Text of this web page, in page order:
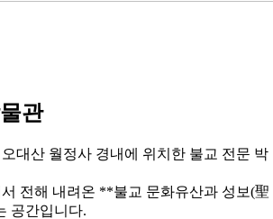
관
대산 월정사 경내에 위치한 불교 전문 박
전해 내려온 **불교 문화유산과 성보(聖
공간입니다.